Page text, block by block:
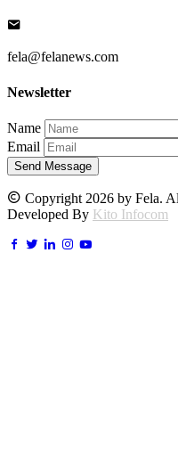
fela@felanews.com
Newsletter
Name
Email
Send Message
Copyright 2026 by Fela.
Developed By Kito Infocom